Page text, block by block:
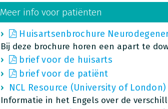
Meer info voor patiënten
Huisartsenbrochure
Bij deze brochure horen een apart te
brief voor de huisarts
brief voor de patiënt
NCL Resource (University of London)
Informatie in het Engels over de